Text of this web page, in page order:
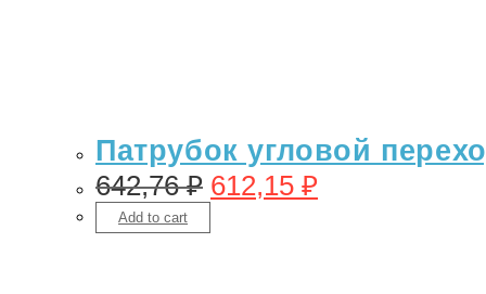
Патрубок угловой
642,76₽ 612,15 ₽
Add to cart